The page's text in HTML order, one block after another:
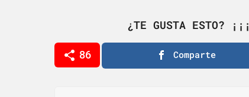
i
n
¿TE GUSTA ESTO?
86 Comparte